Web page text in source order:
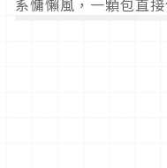
系慵懶風，一顆包直